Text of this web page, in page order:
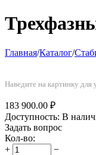
Главная/Каталог/
Наведите на картинку для
183 900.00 ₽
Доступность: В
Задать вопрос
Кол-во:
+
−